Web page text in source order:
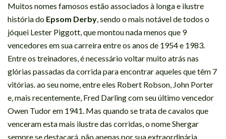
Muitos nomes famosos estão associados à longa e ilustre
história do Epsom Derby , sendo o mais notável de todos o
jóquei Lester Piggott, que montou nada menos que 9
vencedores em sua carreira entre os anos de 1954 e 1983.
Entre os treinadores, é necessário voltar muito atrás nas
glórias passadas da corrida para encontrar aqueles que têm 7
vitórias. ao seu nome, entre eles Robert Robson, John Porter
e, mais recentemente, Fred Darling com seu último vencedor
Owen Tudor em 1941. Mas quando se trata de cavalos que
venceram esta mais ilustre das corridas, o nome Shergar
sempre se destacará, não apenas por sua extraordinária